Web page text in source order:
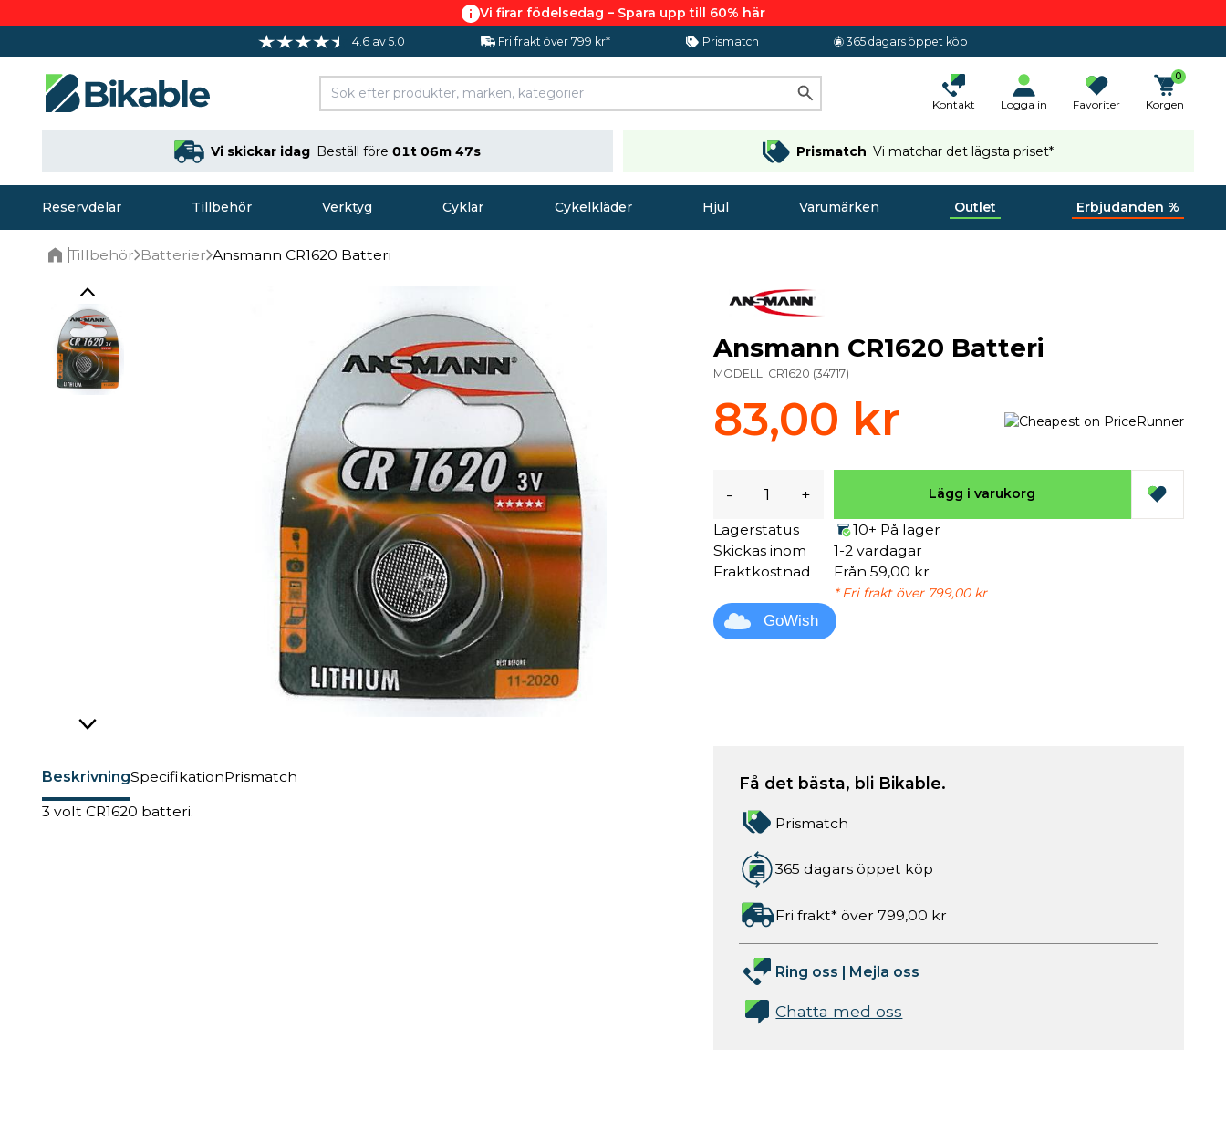
Vi firar födelsedag – Spara upp till 60% här
4.6 av 5.0 Fri frakt över 799 kr* Prismatch 365 dagars öppet köp
Kontakt Logga in Favoriter
0
Korgen
Vi skickar idag Beställ före 01t 06m 46s Prismatch Vi matchar det lägsta priset*
Reservdelar Tillbehör Verktyg Cyklar Cykelkläder Hjul Varumärken Outlet Erbjudanden %
Tillbehör Batterier Ansmann CR1620 Batteri
BeskrivningSpecifikationPrismatch
3 volt CR1620 batteri.
Ansmann CR1620 Batteri
MODELL: CR1620 (34717)
83,00 kr
- + Lägg i varukorg
Lagerstatus
10+ På lager
Skickas inom
1-2 vardagar
Fraktkostnad
Från 59,00 kr
* Fri frakt över 799,00 kr
GoWish
Få det bästa, bli Bikable.
Prismatch
365 dagars öppet köp
Fri frakt* över 799,00 kr
Ring oss | Mejla oss
Chatta med oss